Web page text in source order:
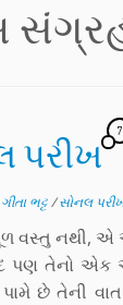
પરીખ
7
ગીતા ભટ્ટ/સોનલ
વસ્તુ નથી,
પણ તેનો
પામે છે તેની